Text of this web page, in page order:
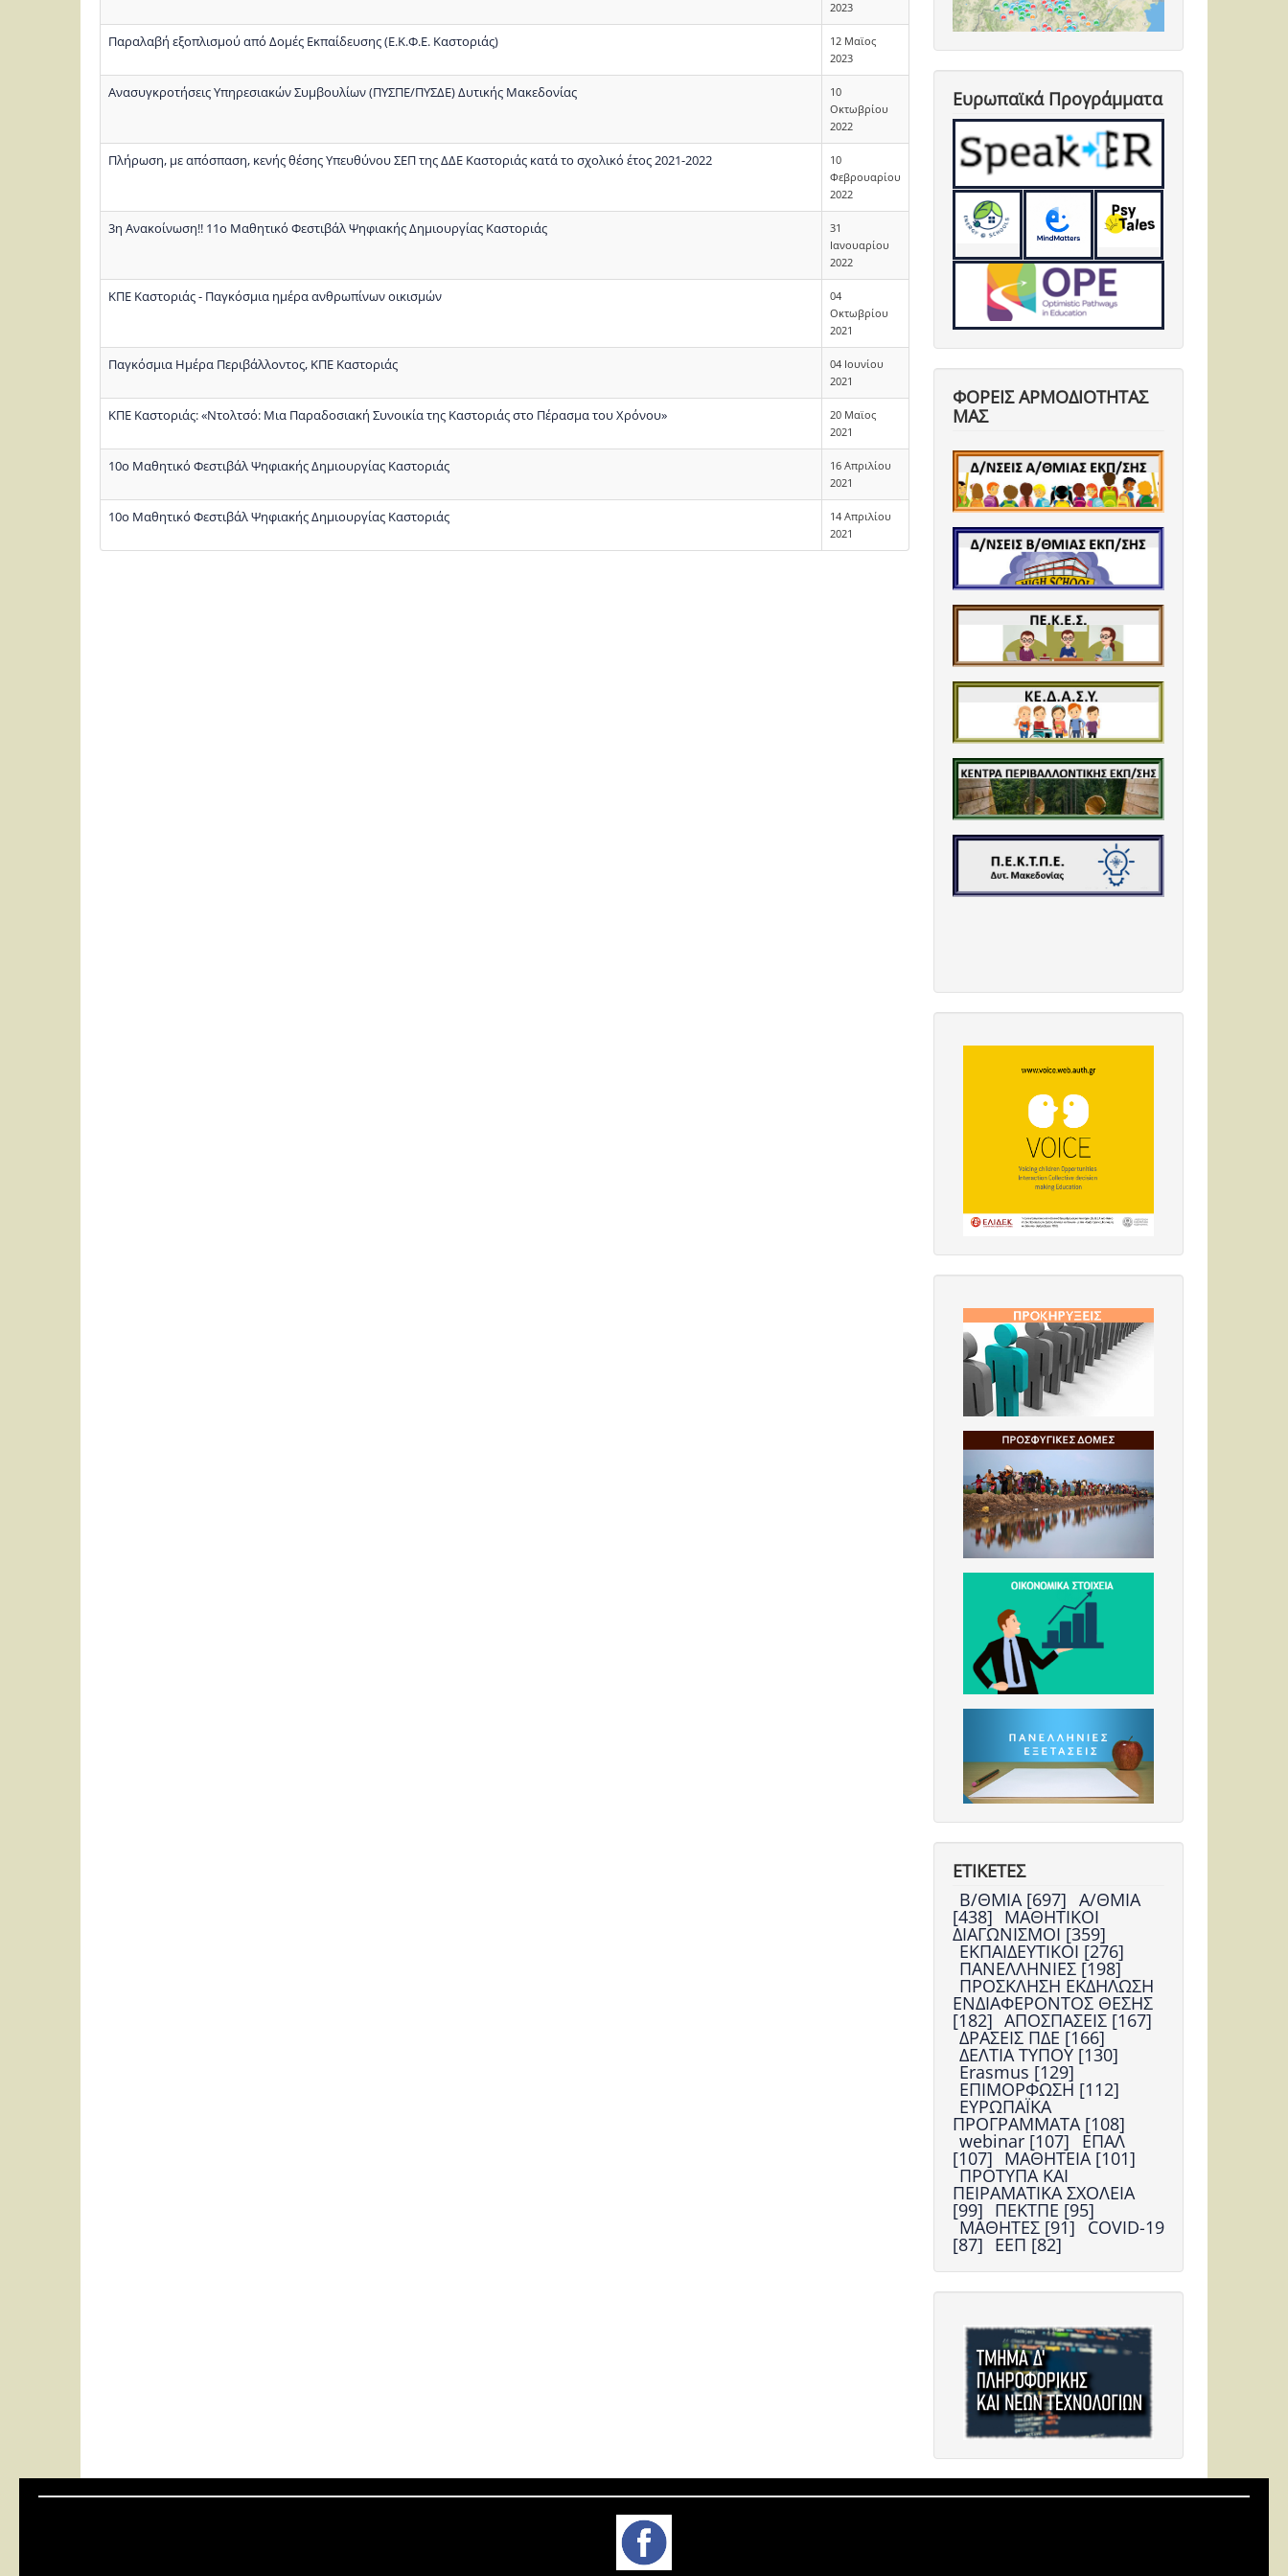
2023
Παραλαβή εξοπλισμού από Δομές Εκπαίδευσης (Ε.Κ.Φ.Ε. Καστοριάς)
12 Μαϊος
2023
Ανασυγκροτήσεις Υπηρεσιακών Συμβουλίων (ΠΥΣΠΕ/ΠΥΣΔΕ) Δυτικής Μακεδονίας
10
Οκτωβρίου
2022
Πλήρωση, με απόσπαση, κενής θέσης Υπευθύνου ΣΕΠ της ΔΔΕ Καστοριάς κατά το σχολικό έτος 2021-2022
10
Φεβρουαρίου
2022
3η Ανακοίνωση!! 11ο Μαθητικό Φεστιβάλ Ψηφιακής Δημιουργίας Καστοριάς
31
Ιανουαρίου
2022
ΚΠΕ Καστοριάς - Παγκόσμια ημέρα ανθρωπίνων οικισμών
04
Οκτωβρίου
2021
Παγκόσμια Ημέρα Περιβάλλοντος, ΚΠΕ Καστοριάς
04 Ιουνίου
2021
ΚΠΕ Καστοριάς: «Ντολτσό: Μια Παραδοσιακή Συνοικία της Καστοριάς στο Πέρασμα του Χρόνου»
20 Μαϊος
2021
10ο Μαθητικό Φεστιβάλ Ψηφιακής Δημιουργίας Καστοριάς
16 Απριλίου
2021
10ο Μαθητικό Φεστιβάλ Ψηφιακής Δημιουργίας Καστοριάς
14 Απριλίου
2021
Ευρωπαϊκά Προγράμματα
ΦΟΡΕΙΣ ΑΡΜΟΔΙΟΤΗΤΑΣ
ΜΑΣ
ΕΤΙΚΕΤΕΣ
Β/ΘΜΙΑ [697] Α/ΘΜΙΑ
[438] ΜΑΘΗΤΙΚΟΙ
ΔΙΑΓΩΝΙΣΜΟΙ [359]
ΕΚΠΑΙΔΕΥΤΙΚΟΙ [276]
ΠΑΝΕΛΛΗΝΙΕΣ [198]
ΠΡΟΣΚΛΗΣΗ ΕΚΔΗΛΩΣΗ
ΕΝΔΙΑΦΕΡΟΝΤΟΣ ΘΕΣΗΣ
[182] ΑΠΟΣΠΑΣΕΙΣ [167]
ΔΡΑΣΕΙΣ ΠΔΕ [166]
ΔΕΛΤΙΑ ΤΥΠΟΥ [130]
Erasmus [129]
ΕΠΙΜΟΡΦΩΣΗ [112]
ΕΥΡΩΠΑΪΚΑ
ΠΡΟΓΡΑΜΜΑΤΑ [108]
webinar [107] ΕΠΑΛ
[107] ΜΑΘΗΤΕΙΑ [101]
ΠΡΟΤΥΠΑ ΚΑΙ
ΠΕΙΡΑΜΑΤΙΚΑ ΣΧΟΛΕΙΑ
[99] ΠΕΚΤΠΕ [95]
ΜΑΘΗΤΕΣ [91] COVID-19
[87] ΕΕΠ [82]